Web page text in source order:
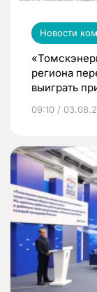
Новости
региона
выиграть
09:10 /